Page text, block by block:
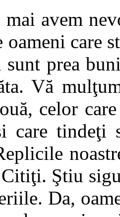
avem
oameni care
sunt prea
Vă
celor
care tindeţi
Ştiu
Da,